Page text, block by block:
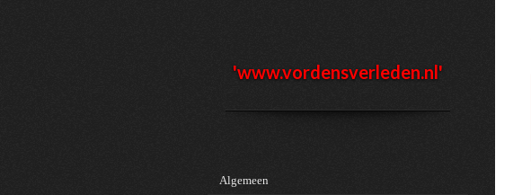
'www.vordensverleden.nl'
Algemeen